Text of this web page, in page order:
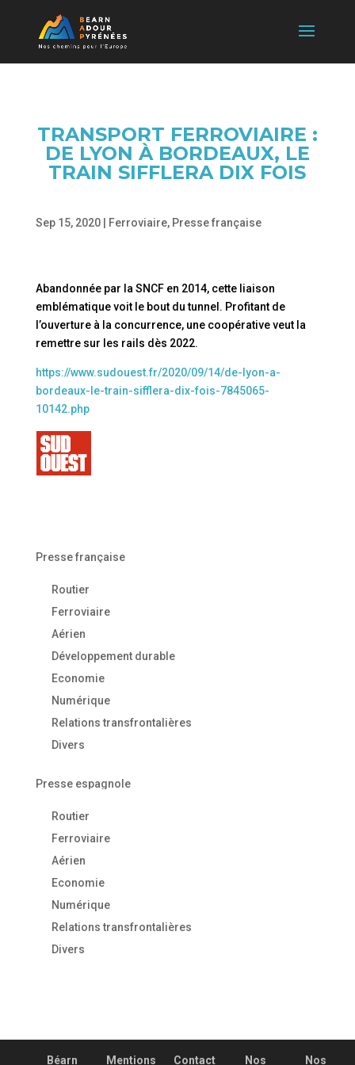
TRANSPORT FERROVIAIRE :
DE LYON À BORDEAUX, LE
TRAIN SIFFLERA DIX FOIS
Sep 15, 2020| Ferroviaire, Presse française
Abandonnée par la SNCF en 2014, cette liaison
emblématique voit le bout du tunnel. Profitant de
l’ouverture à la concurrence, une coopérative veut la
remettre sur les rails dès 2022.
https://www.sudouest.fr/2020/09/14/de-lyon-a-
bordeaux-le-train-sifflera-dix-fois-7845065-
10142.php
Presse française
Routier
Ferroviaire
Aérien
Développement durable
Economie
Numérique
Relations transfrontalières
Divers
Presse espagnole
Routier
Ferroviaire
Aérien
Economie
Numérique
Relations transfrontalières
Divers
Béarn Mentions Contact Nos Nos